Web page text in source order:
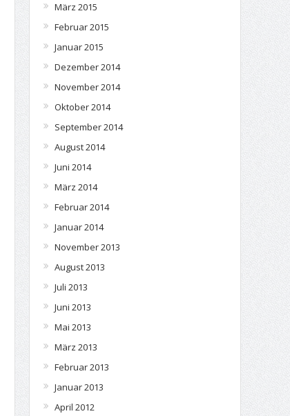
März 2015
Februar 2015
Januar 2015
Dezember 2014
November 2014
Oktober 2014
September 2014
August 2014
Juni 2014
März 2014
Februar 2014
Januar 2014
November 2013
August 2013
Juli 2013
Juni 2013
Mai 2013
März 2013
Februar 2013
Januar 2013
April 2012